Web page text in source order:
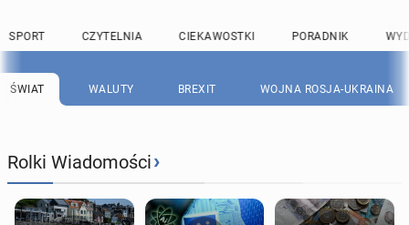
SPORT CZYTELNIA CIEKAWOSTKI PORADNIK
ŚWIAT WALUTY BREXIT WOJNA ROSJA-UKRAINA
Rolki Wiadomości›